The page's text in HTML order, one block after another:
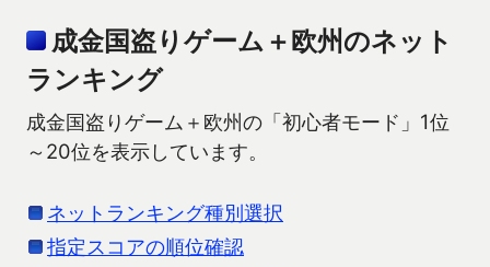
成金国盗りゲーム＋欧州のネット
ランキング
成金国盗りゲーム＋欧州の「初心者モード」1位
～20位を表示しています。
ネットランキング種別選択
指定スコアの順位確認